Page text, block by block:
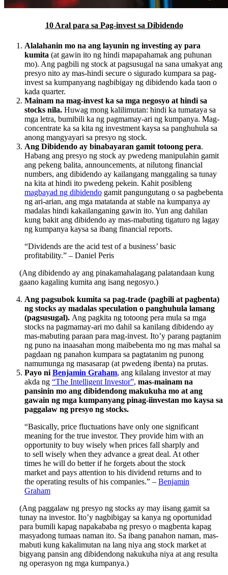
10 Aral para sa Pag-invest sa Dibidendo
Alalahanin mo na ang layunin ng investing ay para
kumita (at gawin ito ng hindi mapapahamak ang puhunan
mo). Ang pagbili ng stock at pagsusugal na sana umakyat ang
presyo nito ay mas-hindi secure o sigurado kumpara sa pag-
invest sa kumpanyang nagbibigay ng dibidendo kada taon o
kada quarter.
Mainam na mag-invest ka sa mga negosyo at hindi sa
stocks nila. Huwag mong kalilimutan: hindi ka tumataya sa
mga letra, bumibili ka ng pagmamay-ari ng kumpanya. Mag-
concentrate ka sa kita ng investment kaysa sa panghuhula sa
anong mangyayari sa presyo ng stock.
Ang Dibidendo ay binabayaran gamit totoong pera.
Habang ang presyo ng stock ay pwedeng manipulahin gamit
ang pekeng balita, announcements, at nilutong financial
numbers, ang dibidendo ay kailangang manggaling sa tunay
na kita at hindi ito pwedeng pekein. Kahit posibleng
magbayad ng dibidendo gamit pangungutang o sa pagbebenta
ng ari-arian, ang mga matatanda at stable na kumpanya ay
madalas hindi kakailanganing gawin ito. Yun ang dahilan
kung bakit ang dibidendo ay mas-mabuting tigaturo ng lagay
ng kumpanya kaysa sa ibang financial reports.
“Dividends are the acid test of a business’ basic
profitability.” – Daniel Peris
(Ang dibidendo ay ang pinakamahalagang palatandaan kung
gaano kagaling kumita ang isang negosyo.)
Ang pagsubok kumita sa pag-trade (pagbili at pagbenta)
ng stocks ay madalas speculation o panghuhula lamang
(pagsusugal). Ang pagkita ng totoong pera mula sa mga
stocks na pagmamay-ari mo dahil sa kanilang dibidendo ay
mas-mabuting paraan para mag-invest. Ito’y parang pagtanim
ng puno na inaasahan mong maibebenta mo ng mas mahal sa
pagdaan ng panahon kumpara sa pagtatanim ng punong
namumunga ng masasarap (at pwedeng ibenta) na prutas.
Payo ni Benjamin Graham, ang kilalang investor at may
akda ng “The Intelligent Investor”, mas-mainam na
pansinin mo ang dibidendong makukuha mo at ang
gawain ng mga kumpanyang pinag-iinvestan mo kaysa sa
paggalaw ng presyo ng stocks.
“Basically, price fluctuations have only one significant
meaning for the true investor. They provide him with an
opportunity to buy wisely when prices fall sharply and
to sell wisely when they advance a great deal. At other
times he will do better if he forgets about the stock
market and pays attention to his dividend returns and to
the operating results of his companies.” – Benjamin
Graham
(Ang paggalaw ng presyo ng stocks ay may iisang gamit sa
tunay na investor. Ito’y nagbibigay sa kanya ng oportunidad
para bumili kapag napakababa ng presyo o magbenta kapag
masyadong tumaas naman ito. Sa ibang panahon naman, mas-
mabuti kung kakalimutan na lang niya ang stock market at
bigyang pansin ang dibidendong nakukuha niya at ang resulta
ng operasyon ng mga kumpanya.)